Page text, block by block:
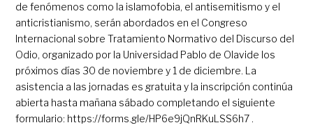
de fenómenos como la islamofobia, el antisemitismo y el
anticristianismo, serán abordados en el Congreso
Internacional sobre Tratamiento Normativo del Discurso del
Odio, organizado por la Universidad Pablo de Olavide los
próximos días 30 de noviembre y 1 de diciembre. La
asistencia a las jornadas es gratuita y la inscripción continúa
abierta hasta mañana sábado completando el siguiente
formulario: https://forms.gle/HP6e9jQnRKuLSS6h7 .